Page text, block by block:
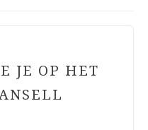
JE OP HET